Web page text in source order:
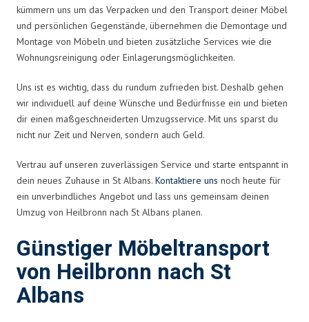
kümmern uns um das Verpacken und den Transport deiner Möbel
und persönlichen Gegenstände, übernehmen die Demontage und
Montage von Möbeln und bieten zusätzliche Services wie die
Wohnungsreinigung oder Einlagerungsmöglichkeiten.
Uns ist es wichtig, dass du rundum zufrieden bist. Deshalb gehen
wir individuell auf deine Wünsche und Bedürfnisse ein und bieten
dir einen maßgeschneiderten Umzugsservice. Mit uns sparst du
nicht nur Zeit und Nerven, sondern auch Geld.
Vertrau auf unseren zuverlässigen Service und starte entspannt in
dein neues Zuhause in St Albans. Kontaktiere uns noch heute für
ein unverbindliches Angebot und lass uns gemeinsam deinen
Umzug von Heilbronn nach St Albans planen.
Günstiger Möbeltransport
von Heilbronn nach St
Albans